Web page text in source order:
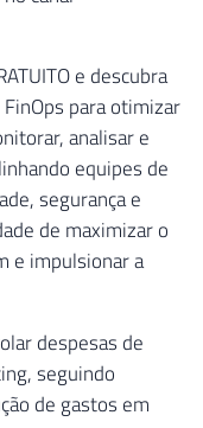
e descubra
para otimizar
analisar e
equipes de
segurança e
de maximizar o
e impulsionar a
despesas de
seguindo
de gastos em